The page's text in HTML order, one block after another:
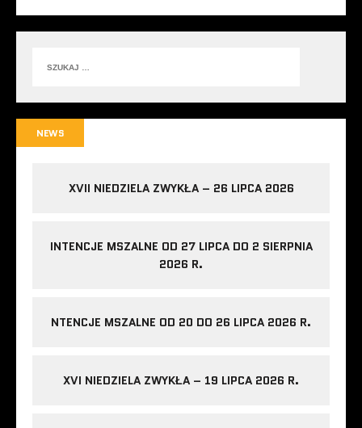
NEWS
XVII NIEDZIELA ZWYKŁA – 26 LIPCA 2026
INTENCJE MSZALNE OD 27 LIPCA DO 2 SIERPNIA
2026 R.
NTENCJE MSZALNE OD 20 DO 26 LIPCA 2026 R.
XVI NIEDZIELA ZWYKŁA – 19 LIPCA 2026 R.